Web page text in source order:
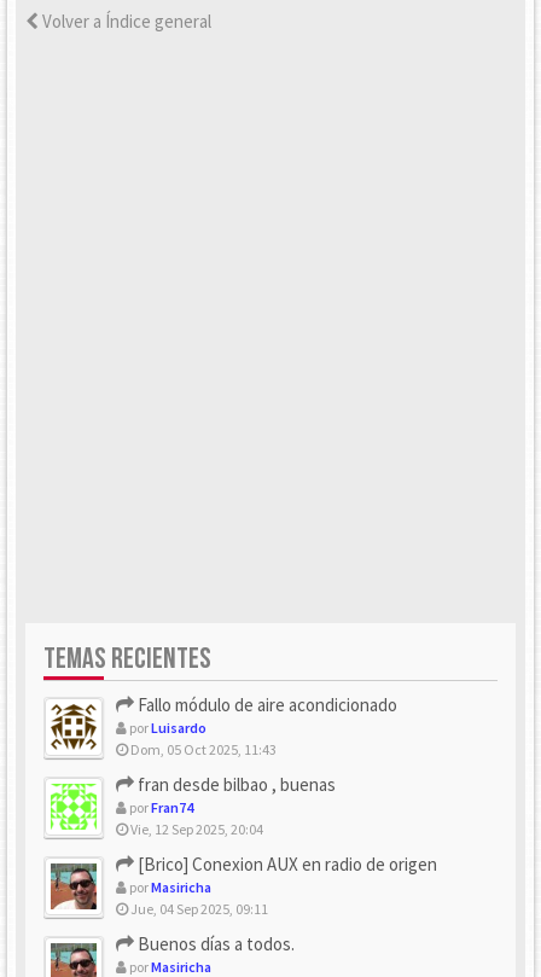
Volver a Índice general
TEMAS RECIENTES
Fallo módulo de aire acondicionado
porLuisardo
Dom, 05 Oct 2025, 11:43
fran desde bilbao , buenas
porFran74
Vie, 12 Sep 2025, 20:04
[Brico] Conexion AUX en radio de origen
porMasiricha
Jue, 04 Sep 2025, 09:11
Buenos días a todos.
porMasiricha